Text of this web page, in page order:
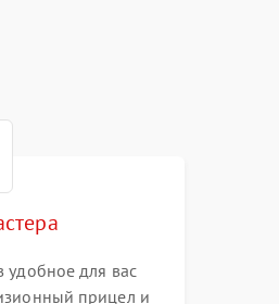
удобное для вас
прицел и